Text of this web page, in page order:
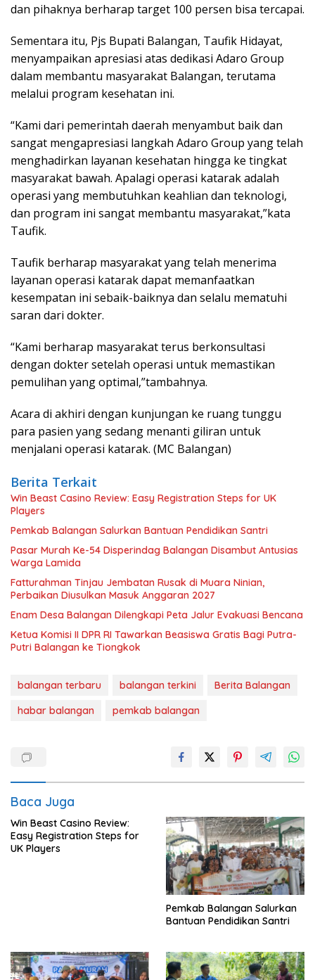
dan pihaknya berharap target 100 persen bisa tercapai.
Sementara itu, Pjs Bupati Balangan, Taufik Hidayat,
menyampaikan apresiasi atas dedikasi Adaro Group
dalam membantu masyarakat Balangan, terutama
melalui program kesehatan ini.
“Kami dari pemerintah daerah menyambut baik dan
sangat mengapresiasi langkah Adaro Group yang telah
menghadirkan layanan kesehatan hingga ke tingkat
masyarakat bawah. Apalagi operasi katarak adalah
operasi yang membutuhkan keahlian dan teknologi,
dan program ini sangat membantu masyarakat,”kata
Taufik.
Taufik berharap masyarakat yang telah menerima
layanan operasi katarak dapat memanfaatkan
kesempatan ini sebaik-baiknya dan selalu mematuhi
saran dari dokter.
“Kami berharap masyarakat terus berkonsultasi
dengan dokter setelah operasi untuk memastikan
pemulihan yang optimal,”tambahnya.
Acara di akhiri dengan kunjungan ke ruang tunggu
para pasien yang sedang menanti giliran untuk
menjalani operasi katarak. (MC Balangan)
Berita Terkait
Win Beast Casino Review: Easy Registration Steps for UK
Players
Pemkab Balangan Salurkan Bantuan Pendidikan Santri
Pasar Murah Ke-54 Disperindag Balangan Disambut Antusias
Warga Lamida
Fatturahman Tinjau Jembatan Rusak di Muara Ninian,
Perbaikan Diusulkan Masuk Anggaran 2027
Enam Desa Balangan Dilengkapi Peta Jalur Evakuasi Bencana
Ketua Komisi II DPR RI Tawarkan Beasiswa Gratis Bagi Putra-
Putri Balangan ke Tiongkok
balangan terbaru balangan terkini
Berita Balangan
habar balangan
pemkab balangan
Baca Juga
Win Beast Casino Review:
Easy Registration Steps for
UK Players
Pemkab Balangan Salurkan
Bantuan Pendidikan Santri